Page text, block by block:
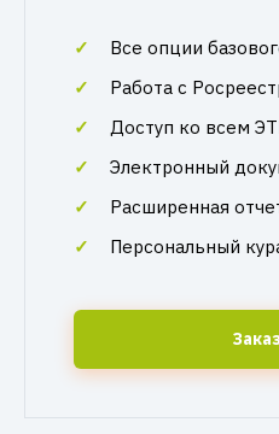
Все опции
Работа с
Доступ ко всем
Электронный
Расширенная
Персональный